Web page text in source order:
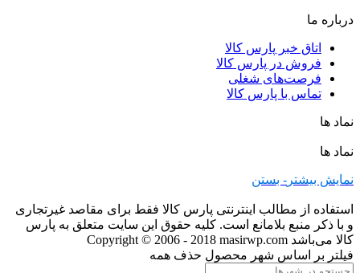
درباره ما
اتاق خبر پارس کالا
فروش در پارس کالا
فرصت‌های شغلی
تماس با پارس کالا
نماد ها
نماد ها
نمایش بیشتر - بستن
استفاده از مطالب اینترنتی پارس کالا فقط برای مقاصد غیرتجاری
و با ذکر منبع بلامانع است. کلیه حقوق این سایت متعلق به پارس
کالا می‌باشد Copyright © 2006 - 2018 masirwp.com
فیلتر بر اساس شهر محصول حذف همه